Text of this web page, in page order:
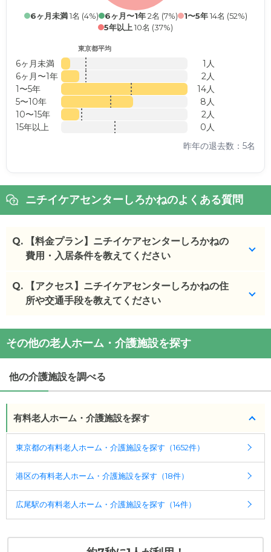
6ヶ月未満1名 (4%) 6ヶ月〜1年2名 (7%) 1〜5年14名 (52%)
5年以上 10名 (37%)
東京都平均
6ヶ月未満
1人
6ヶ月〜1年
2人
1〜5年
14人
5〜10年
8人
10〜15年
2人
15年以上
0人
昨年の退去数：5名
ニチイケアセンターしろかねのよくある質問
Q.
【料金プラン】ニチイケアセンターしろかねの
費用・入居条件を教えてください
ニチイケアセンターしろかねの入居金・月額料金は
次のとおりです。
・月額費用が15.8万円
・要介護度：要支援2、要介護1、要介護2、要介護
・認知症：受け入れ可
ケアスル 介護では詳細な料金プランをご確認頂けま
す。詳しくはこちら 。
◎ケアスル 介護の3つの特徴
ポート
受付時間：10：00～19：00
Q.
【アクセス】ニチイケアセンターしろかねの住
所や交通手段を教えてください
ニチイケアセンターしろかねの交通アクセス
・住所：東京都港区 白金3-3-1
・最寄り駅：
ニチイケアセンターしろかね
駅4番出口より徒歩10分
その他の老人ホーム・介護施設を探す
他の介護施設を調べる
有料老人ホーム・介護施設を探す
東京都の有料老人ホーム・介護施設を探す（1652件）
港区の有料老人ホーム・介護施設を探す（18件）
広尾駅の有料老人ホーム・介護施設を探す（14件）